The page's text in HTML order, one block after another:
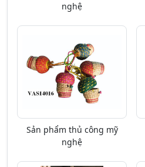
nghệ
Sản phẩm thủ công mỹ
nghệ